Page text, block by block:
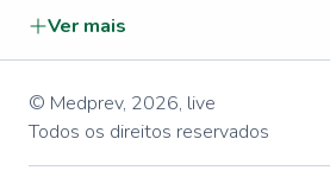
Ver mais
© Medprev, 2026, live
Todos os direitos reservados